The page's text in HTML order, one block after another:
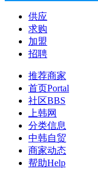
供应
求购
加盟
招聘
推荐商家
首页Portal
社区BBS
上韩网
分类信息
中韩自贸
商家动态
帮助Help